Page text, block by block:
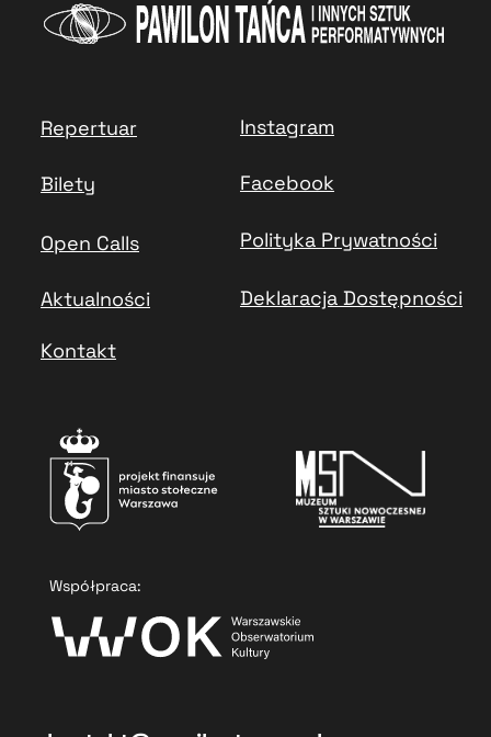
Repertuar
Współpraca:
Bilety
Open Calls
Kontakt
Aktualności
Polityka Prywatności
Deklaracja Dostępności
Instagram
Facebook